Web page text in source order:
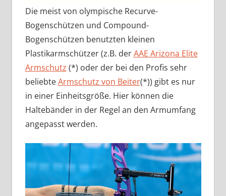
Die meist von olympische Recurve-
Bogenschützen und Compound-
Bogenschützen benutzten kleinen
Plastikarmschützer (z.B. derAAE Arizona Elite
Armschutz (*) oder der bei den Profis sehr
beliebteArmschutz von Beiter(*)) gibt es nur
in einer Einheitsgröße. Hier können die
Haltebänder in der Regel an den Armumfang
angepasst werden.